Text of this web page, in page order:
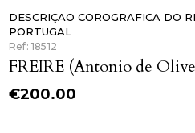
DESCRIÇAO COROGRAFICA DO
PORTUGAL
Ref: 18512
FREIRE (Antonio de
€200.00